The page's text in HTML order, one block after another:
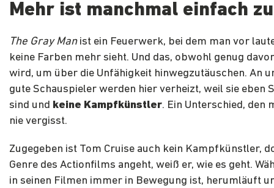
Mehr ist manchmal einfach
The Gray Manist ein Feuerwerk, bei dem man vor
keine Farben mehr sieht. Und das, obwohl genug
wird, um über die Unfähigkeit hinwegzutäuschen. An
gute Schauspieler werden hier verheizt, weil sie eben
sind und keine Kampfkünstler. Ein Unterschied, den
nie vergisst.
Zugegeben ist Tom Cruise auch kein Kampfkünstler,
Genre des Actionfilms angeht, weiß er, wie es geht.
in seinen Filmen immer in Bewegung ist, herumläuft